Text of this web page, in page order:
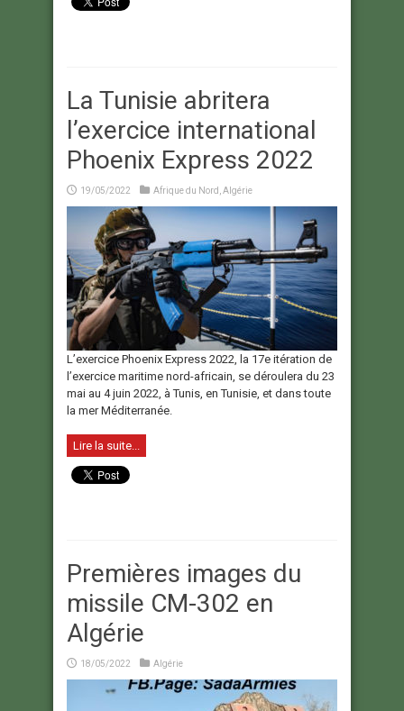
La Tunisie abritera
l’exercice international
Phoenix Express 2022
19/05/2022 Afrique du Nord Algérie
L’exercice Phoenix Express 2022, la 17e itération de
l’exercice maritime nord-africain, se déroulera du 23
mai au 4 juin 2022, à Tunis, en Tunisie, et dans toute
la mer Méditerranée.
Lire la suite...
Premières images du
missile CM-302 en
Algérie
18/05/2022 Algérie